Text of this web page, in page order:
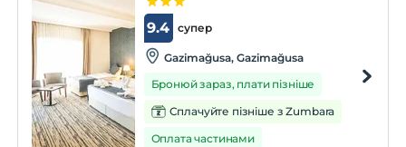
супер
9.4
Gazimağusa, Gazimağusa
Бронюй зараз, плати пізніше
Сплачуйте пізніше з Zumbara
Оплата частинами